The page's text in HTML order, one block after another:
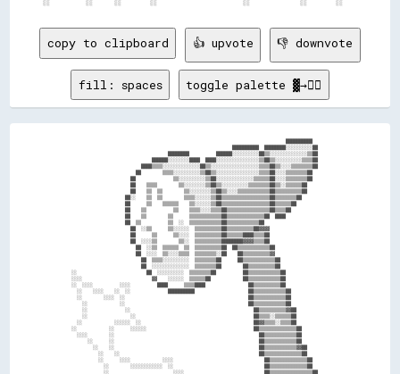
copy to clipboard 👍 upvote 👎 downvote
fill: spaces toggle palette ▓→✊🏽
                                                                                ██████████
                                                            ██████████  ████████░░░░░░░░░░██
                                    ████████          ██████░░░░░░░░░░██▒▒░░░░░░░░░░░░░░▒▒██
                              ██████░░░░░░░░████  ████░░░░░░░░░░░░░░░░▒▒██▒▒░░░░░░░░░░▒▒▒▒██
                          ████▒▒▒▒░░░░░░░░░░░░░░██▒▒░░░░░░░░░░░░░░░░░░▒▒▒▒██▒▒░░░░▒▒▒▒▒▒▒▒██
                        ██        ▒▒▒▒░░░░░░░░░░▒▒██▒▒░░░░░░░░░░░░░░░░▒▒▒▒██░░░░▒▒▒▒▒▒▒▒██
                      ██              ▒▒░░░░░░░░░░▒▒██░░░░░░░░░░░░░░▒▒▒▒▒▒██░░░░▒▒▒▒▒▒▒▒██
                      ██    ▒▒▒▒        ▒▒░░░░░░░░▒▒██▒▒░░░░░░░░░░▒▒▒▒▒▒▒▒██▒▒░░▒▒▒▒▒▒██
                      ██    ▒▒  ▒▒        ▒▒░░░░░░░░▒▒██▒▒░░░░▒▒▒▒▒▒▒▒▒▒▒▒██▒▒▒▒▒▒▒▒▒▒██
                    ██░░    ▒▒  ▒▒        ▒▒▒▒░░░░░░▒▒██▒▒▒▒▒▒▒▒▒▒▒▒▒▒▒▒▒▒██▒▒▒▒▒▒▒▒██
                    ██      ▒▒    ▒▒▒▒▒▒    ▒▒░░░░░░▒▒██▒▒▒▒▒▒▒▒▒▒▒▒▒▒▒▒▒▒██▒▒▒▒▒▒██
                    ██    ▒▒          ▒▒    ▒▒▒▒░░░░▒▒▒▒██▒▒▒▒▒▒▒▒▒▒▒▒▒▒▒▒██▒▒▒▒██
                    ██    ▒▒        ▒▒      ▒▒▒▒▒▒▒▒▒▒▒▒██▒▒▒▒▒▒▒▒▒▒▒▒▒▒██  ████
                    ██  ▒▒          ▒▒  ░░  ▒▒▒▒▒▒▒▒▒▒▒▒██▒▒▒▒▒▒▒▒▒▒▒▒██
                      ██  ░░▒▒      ▒▒░░░░░░  ▒▒▒▒▒▒▒▒▒▒██▒▒▒▒▒▒▒▒▒▒██▓▓▓▓
                      ██      ▒▒      ▒▒░░░░  ▒▒▒▒▒▒▒▒▒▒██▒▒▒▒▒▒████▒▒▒▒██
                      ██  ░░░░▒▒        ▒▒░░  ▒▒▒▒▒▒▒▒▒▒████████▓▓▓▓▒▒▒▒██
                        ██  ░░▒▒  ▒▒▒▒▒▒  ▒▒  ▒▒▒▒▒▒▒▒▒▒██  ██▒▒▒▒▒▒▒▒▒▒▒▒██
                        ██  ░░░░  ▒▒░░░░▒▒▒▒  ▒▒▒▒▒▒▒▒░░██    ██▒▒▒▒▒▒▒▒▒▒▓▓
                          ██  ▒▒▒▒░░░░░░░░░░  ▒▒▒▒▒▒▒▒██      ██▒▒▒▒▒▒▒▒▒▒▒▒██
                          ██  ░░░░░░░░░░░░░░  ▒▒▒▒▒▒▒▒██        ██▒▒▒▒▒▒▒▒▒▒██
░░                          ██  ░░░░░░░░░░  ▒▒▒▒▒▒▒▒██          ██▒▒▒▒▒▒▒▒▒▒▒▒██
░░░░                          ▓▓    ░░░░░░  ▒▒▒▒▒▒██            ██▒▒▒▒▒▒▒▒▒▒▒▒██
░░  ░░░░          ░░░░          ████      ▒▒▒▒████                ██▒▒▒▒▒▒▒▒▒▒██
  ░░    ░░░░    ░░  ░░              ██████████                    ██▒▒▒▒▒▒▒▒▒▒▒▒██
  ░░        ░░░░  ░░                                              ██▒▒▒▒▒▒▒▒▒▒▒▒██
    ░░            ░░                                              ██▒▒▒▒▒▒▒▒▒▒▒▒██
    ░░              ░░                                              ██▒▒▒▒▒▒▒▒▒▒▓▓██
    ░░                ░░                                            ██▒▒▒▒░░▒▒▒▒▒▒██
  ░░            ░░░░░░  ░░                                          ██▓▓▒▒▒▒░░▒▒▒▒██
░░            ░░      ░░░░░░                                        ██▒▒▒▒▒▒▒▒▒▒▒▒▒▒██
  ░░░░        ░░                                                      ██▒▒▒▒▒▒▒▒▒▒▒▒██
      ░░      ░░                                                      ██▒▒▒▒▒▒▒▒▒▒▒▒██
        ░░    ░░                                                      ██▒▒▒▒▒▒▒▒▒▒▒▒▓▓██
          ░░    ░░                                                    ██▒▒▒▒▒▒▒▒▒▒▒▒▒▒██
          ░░      ░░░░            ░░░░                                  ██▒▒▒▒▒▒▒▒▒▒▒▒▒▒██
            ░░        ░░░░░░░░░░░░  ░░                                  ██▒▒▒▒▒▒▒▒▒▒▒▒▒▒██
            ░░                        ░░░░                              ██▒▒▒▒▒▒▒▒▒▒▒▒▒▒▒▒██